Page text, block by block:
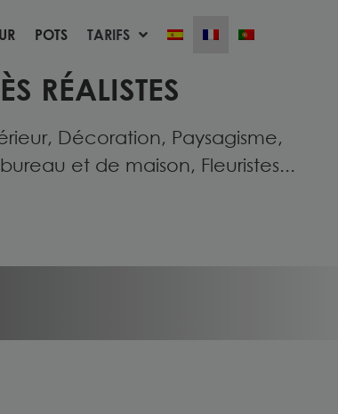
POTS TARIFS
POTS TARIFS
RÉALISTES
Décoration, Paysagisme,
et de maison, Fleuristes...